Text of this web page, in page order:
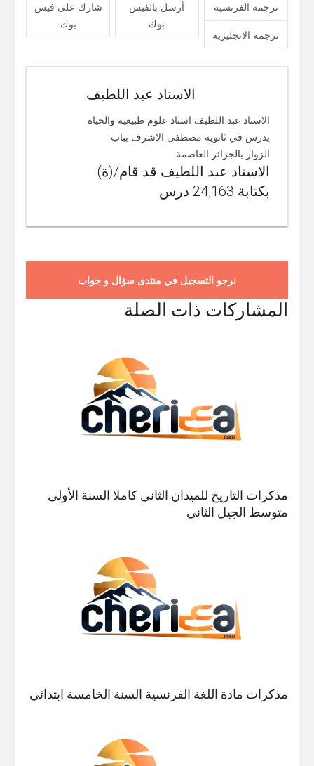
شارك على فيس
بوك
أرسل بالفيس
بوك
ترجمة الفرنسية
ترجمة الانجليزية
الاستاد عبد اللطيف
الاستاد عبد اللطيف استاذ علوم طبيعية والحياة
يدرس في ثانوية مصطفى الاشرف بباب
الزوار بالجزائر العاصمة
الاستاد عبد اللطيف قد قام/(ة)
بكتابة 24,163 درس
نرجو التسجيل في منتدى سؤال و جواب
المشاركات ذات الصلة
مذكرات التاريخ للميدان الثاني كاملا السنة الأولى
متوسط الجيل الثاني
مذكرات مادة اللغة الفرنسية السنة الخامسة ابتدائي